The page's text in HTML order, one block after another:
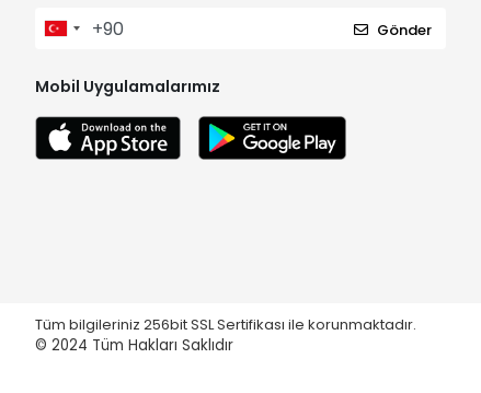
Gönder
Mobil Uygulamalarımız
Tüm bilgileriniz 256bit SSL Sertifikası ile korunmaktadır.
© 2024 Tüm Hakları Saklıdır